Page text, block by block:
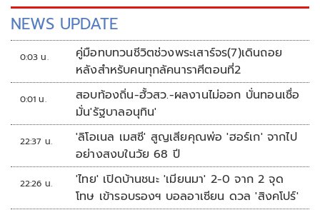
NEWS UPDATE
0:03 น.
คู่มือทบทวนชีวิตช่วงพระเสาร์จร(7)เดินถอย
หลังสำหรับคนทุกลัคนาราศีตอนที่2
0:01 น.
สอบท้องถิ่น-ฮั้วสว.-ผลงานไม่ออก บั่นทอนเชื่อ
มั่น'รัฐบาลอนุทิน'
22:37 น.
'ลิโอเนล เมสซี' สูญเสียคุณพ่อ 'ฮอร์เก' จากไป
อย่างสงบในวัย 68 ปี
22:26 น.
'ไทย' เปิดบ้านชนะ 'เมียนมา' 2-0 จาก 2 จุด
โทษ เข้ารอบรองฯ บอลอาเซียน ดวล 'สิงคโปร์'